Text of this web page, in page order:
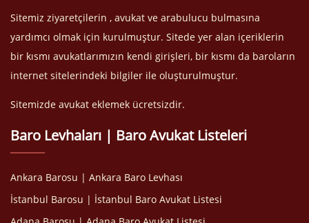
Sitemiz ziyaretçilerin , avukat ve arabulucu bulmasına
yardımcı olmak için kurulmuştur. Sitede yer alan içeriklerin
bir kısmı avukatlarımızın kendi girişleri, bir kısmı da baroların
internet sitelerindeki bilgiler ile oluşturulmuştur.
Sitemizde avukat eklemek ücretsizdir.
Baro Levhaları | Baro Avukat Listeleri
Ankara Barosu | Ankara Baro Levhası
İstanbul Barosu | İstanbul Baro Avukat Listesi